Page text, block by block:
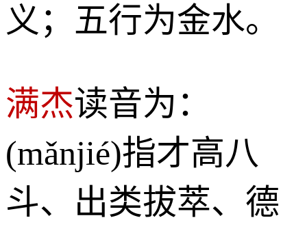
义；五行为金水。
满杰读音为：
(mǎnjié)指才高八
斗、出类拔萃、德